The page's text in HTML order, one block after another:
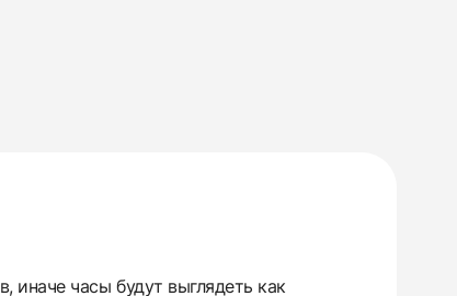
иначе часы будут выглядеть как